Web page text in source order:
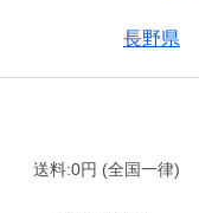
長野県
送料:0円 (全国一律)